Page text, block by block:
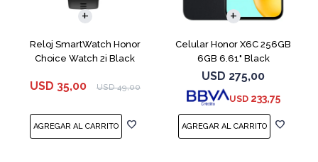
Reloj SmartWatch Honor
Choice Watch 2i Black
USD 35,00 USD 49,00
Celular Honor X6C 256GB
6GB 6.61" Black
USD 275,00
USD 233,75